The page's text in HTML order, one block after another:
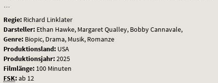
Regie: Richard Linklater
Darsteller: Ethan Hawke, Margaret Qualley, Bobby Cannavale,
Genre: Biopic, Drama, Musik, Romanze
Produktionsland: USA
Produktionsjahr:2025
Filmlänge: 100 Minuten
FSK:ab 12